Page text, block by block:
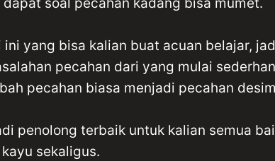
yang bisa kalian buat acuan belajar,
pecahan dari yang mulai
pecahan biasa menjadi pecahan
penolong terbaik untuk kalian semua
sekaligus.